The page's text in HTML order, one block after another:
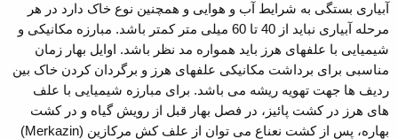
آبیاری بستگی به شرایط آب و هوایی و همچنین نوع خاک دارد در هر
مرحله آبیاری نباید از 40 تا 60 میلی متر کمتر باشد. مبارزه مکانیکی و
شیمیایی با علفهای هرز باید همواره مد نظر باشد. اوایل بهار زمان
مناسبی برای برداشت مکانیکی علفهای هرز و برگردان کردن خاک بین
ردیف ها جهت تهویه ریشه می باشد. برای مبارزه شیمیایی با علف
های هرز در کشت پائیز، در فصل بهار قبل از رویش گیاه و در کشت
بهاره، پس از کشت نعناع می توان از علف کش مرکازین (Merkazin)